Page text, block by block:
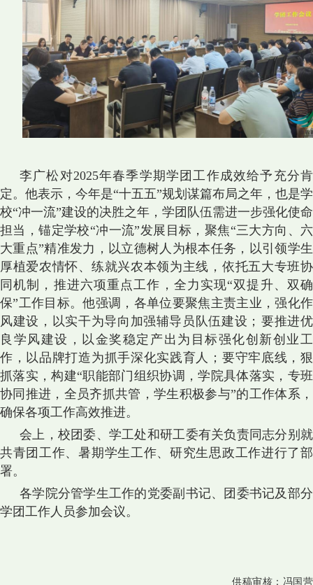
李广松对2025年春季学期学团工作成效给予充分肯
定。他表示，今年是“十五五”规划谋篇布局之年，也是学
校“冲一流”建设的决胜之年，学团队伍需进一步强化使命
担当，锚定学校“冲一流”发展目标，聚焦“三大方向、六
大重点”精准发力，以立德树人为根本任务，以引领学生
厚植爱农情怀、练就兴农本领为主线，依托五大专班协
同机制，推进六项重点工作，全力实现“双提升、双确
保”工作目标。他强调，各单位要聚焦主责主业，强化作
风建设，以实干为导向加强辅导员队伍建设 ；要推进优
良学风建设，以金奖稳定产出为目标强化创新创业工
作，以品牌打造为抓手深化实践育人；要守牢底线，狠
抓落实，构建“职能部门组织协调，学院具体落实，专班
协同推进，全员齐抓共管，学生积极参与”的工作体系，
确保各项工作高效推进。
会上，校团委、学工处和研工委有关负责同志分别就
共青团工作、暑期学生工作、研究生思政工作进行了部
署。
各学院分管学生工作的党委副书记、团委书记及部分
学团工作人员参加会议。
供稿审核： 冯国营